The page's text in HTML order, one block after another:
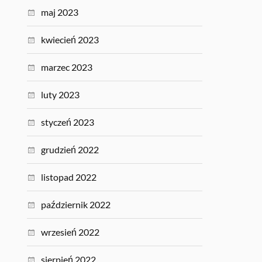
maj 2023
kwiecień 2023
marzec 2023
luty 2023
styczeń 2023
grudzień 2022
listopad 2022
październik 2022
wrzesień 2022
sierpień 2022